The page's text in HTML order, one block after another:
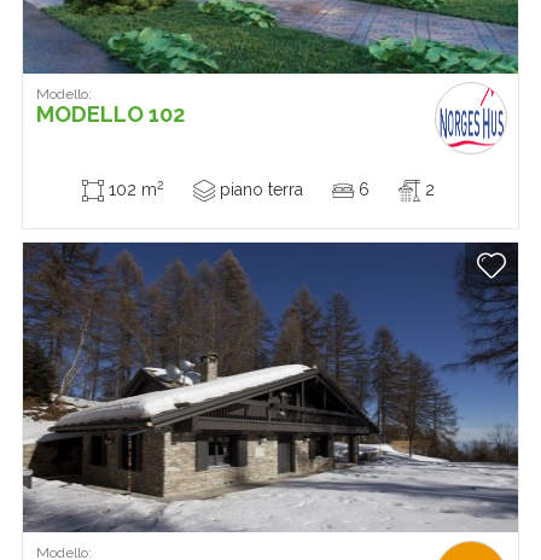
Modello:
MODELLO 102
102 m2 piano terra 6 2
Modello: